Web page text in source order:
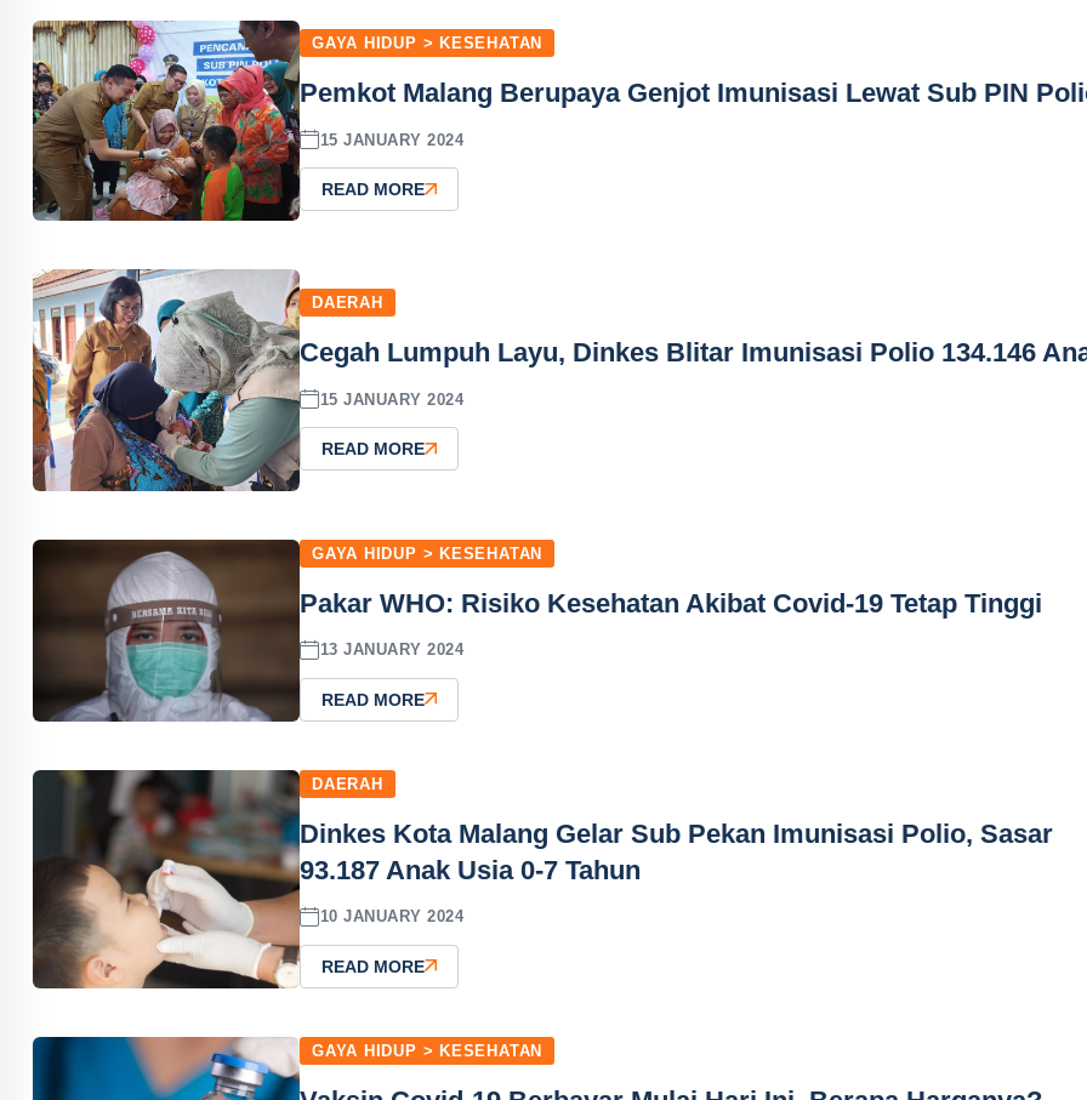
GAYA HIDUP > KESEHATAN
Pemkot Malang Berupaya Genjot Imunisasi Lewat Sub PIN
15 JANUARY 2024
READ MORE
DAERAH
Cegah Lumpuh Layu, Dinkes Blitar Imunisasi Polio 134.146
15 JANUARY 2024
READ MORE
GAYA HIDUP > KESEHATAN
Pakar WHO: Risiko Kesehatan Akibat Covid-19 Tetap Tinggi
13 JANUARY 2024
READ MORE
DAERAH
Dinkes Kota Malang Gelar Sub Pekan Imunisasi Polio, Sasar
93.187 Anak Usia 0-7 Tahun
10 JANUARY 2024
READ MORE
GAYA HIDUP > KESEHATAN